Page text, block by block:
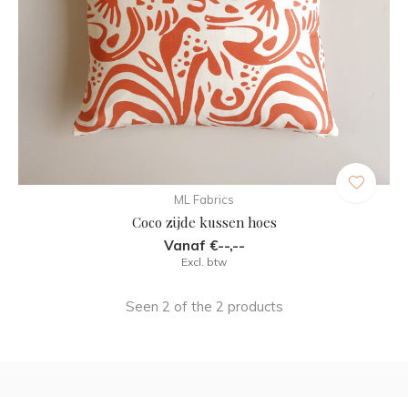
ML Fabrics
Coco zijde kussen hoes
Vanaf €--,--
Excl. btw
Seen 2 of the 2 products